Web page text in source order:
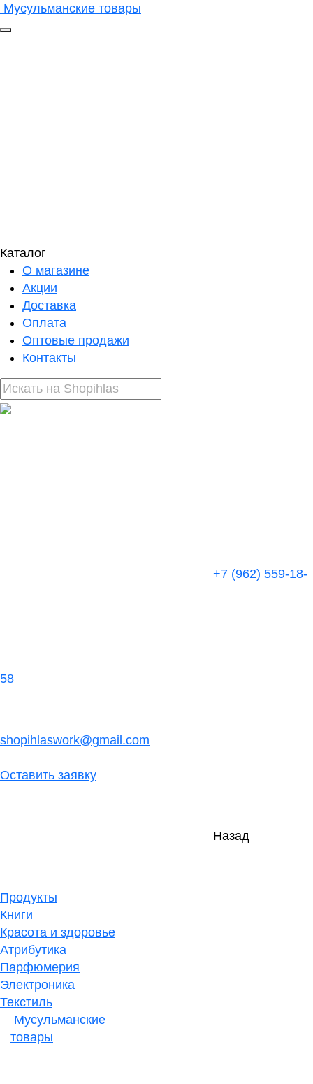
Мусульманские товары
Каталог
О магазине
Акции
Доставка
Оплата
Оптовые продажи
Контакты
+7 (962) 559-18-
58
shopihlaswork@gmail.com
Оставить заявку
Назад
Продукты
Книги
Красота и здоровье
Атрибутика
Парфюмерия
Электроника
Текстиль
Мусульманские
товары